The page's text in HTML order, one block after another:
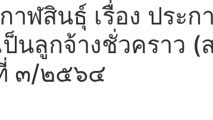
าฬสินธุ์ เรื่อง ประ
นลูกจ้างชั่วคราว (
๓/๒๕๖๔